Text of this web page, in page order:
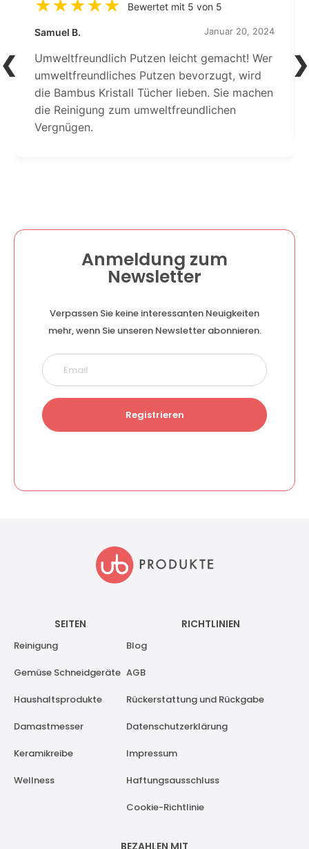
Bewertet mit 5 von 5
Samuel B. Januar 20, 2024
Umweltfreundlich Putzen leicht gemacht! Wer
umweltfreundliches Putzen bevorzugt, wird
die Bambus Kristall Tücher lieben. Sie machen
die Reinigung zum umweltfreundlichen
Vergnügen.
Anmeldung zum
Newsletter
Verpassen Sie keine interessanten Neuigkeiten
mehr, wenn Sie unseren Newsletter abonnieren.
Registrieren
SEITEN
Reinigung
Gemüse Schneidgeräte
Haushaltsprodukte
Damastmesser
Keramikreibe
Wellness
RICHTLINIEN
Blog
AGB
Rückerstattung und Rückgabe
Datenschutzerklärung
Impressum
Haftungsausschluss
Cookie-Richtlinie
BEZAHLEN MIT